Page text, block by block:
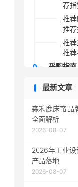
荐
推荐
推
推荐
推
采购指南
最新文章
森禾鹿床帘品
全面解析
2026-08-07
2026年工业设
产品落地
2026-08-07